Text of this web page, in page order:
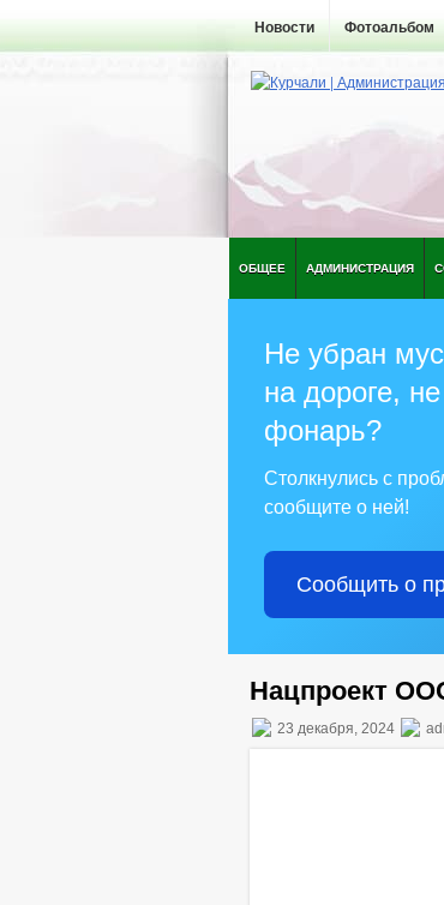
Новости Фотоальбом
ОБЩЕЕ АДМИНИСТРАЦИЯ
Не убран
на дороге, не
фонарь?
Столкнулись с
сообщите о ней!
Сообщить о
Нацпроект
23 декабря, 2024